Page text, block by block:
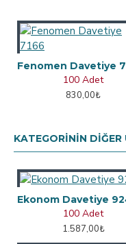
Fenomen Davetiye
100 Adet
830,00₺
KATEGORININ DIĞER
Ekonom Davetiye
100 Adet
1.587,00₺